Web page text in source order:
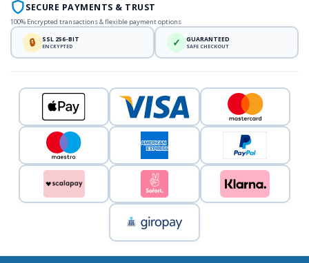
SECURE PAYMENTS & TRUST
100% Encrypted transactions & flexible payment options
🔒 SSL 256-BIT
ENCRYPTED ✓ GUARANTEED
SAFE CHECKOUT